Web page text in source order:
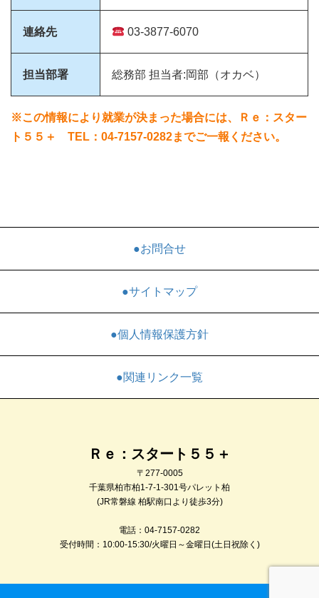
連絡先 03-3877-6070
担当部署 総務部 担当者:岡部（オカベ）
※この情報により就業が決まった場合には、Ｒｅ：スター
ト５５＋ TEL：04-7157-0282までご一報ください。
●お問合せ
●サイトマップ
●個人情報保護方針
●関連リンク一覧
Ｒｅ：スタート５５＋
〒277-0005
千葉県柏市柏1-7-1-301号パレット柏
(JR常磐線 柏駅南口より徒歩3分)
電話：04-7157-0282
受付時間：10:00-15:30/火曜日～金曜日(土日祝除く)